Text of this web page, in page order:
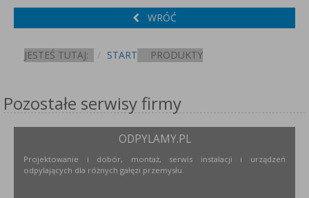
WRÓĆ
JESTEŚ TUTAJ: START PRODUKTY
Pozostałe serwisy firmy
ODPYLAMY.PL
Projektowanie i dobór, montaż, serwis instalacji i urządzeń
odpylających dla różnych gałęzi przemysłu.